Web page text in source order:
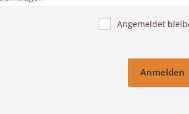
Angemeldet
Anmelden